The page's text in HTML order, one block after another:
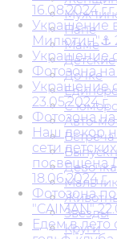
Папе
Маме
Детские
Дочке
С
Авто-
Звезды
Круги
16.08.2024 г.г.
Украшение
Милютин"⚓
Украшение
Фотозона
Украшение
23.05.2024 г.
Фотозона
Наш декор
сети
посвещена
18.06.2024 г.
Фотозона
"CAIMAN"
Едем в лето